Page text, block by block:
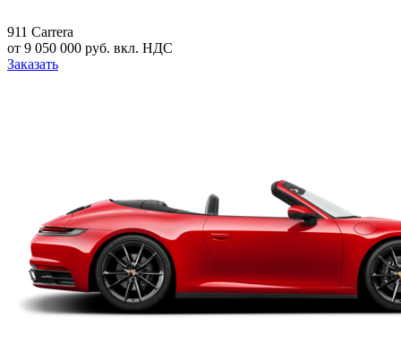
911 Carrera
от 9 050 000 руб. вкл. НДС
Заказать